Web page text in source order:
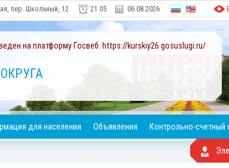
пер. Школьный, 12 21 05 06.08.2026
на платформу Госвеб: https://kurskiy26.gosuslugi.ru/
для населения Объявления Контрольно-счетный